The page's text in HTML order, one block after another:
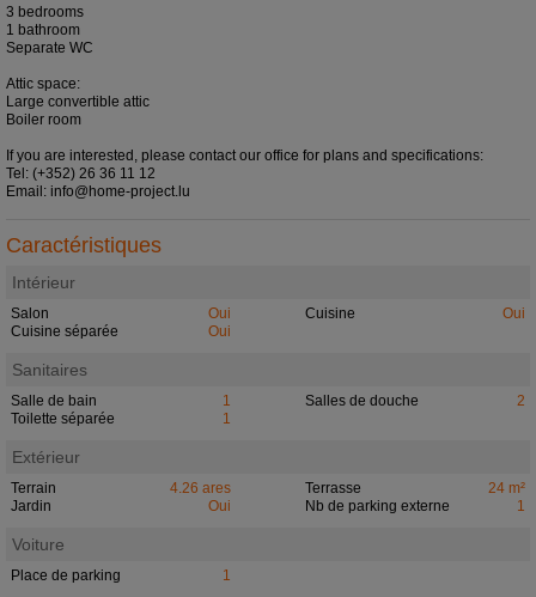
3 bedrooms
1 bathroom
Separate WC
Attic space:
Large convertible attic
Boiler room
If you are interested, please contact our office for plans and specifications:
Tel: (+352) 26 36 11 12
Email: info@home-project.lu
Caractéristiques
Intérieur
Salon Oui Cuisine
Oui
Cuisine séparée
Oui
Sanitaires
Salle de bain 1 Salles de douche
2
Toilette séparée
1
Extérieur
Terrain 4.26 ares Terrasse
24 m²
Jardin
Oui Nb de parking externe 1
Voiture
Place de parking 1